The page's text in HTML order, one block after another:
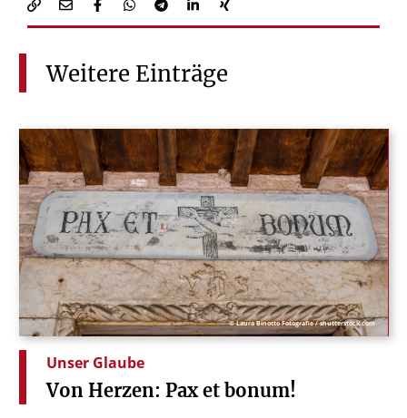
Weitere Einträge
© Laura Binotto Fotografie / shutterstock.com
Unser Glaube
Von Herzen: Pax et bonum!